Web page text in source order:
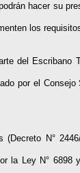
hacer su
los
del
por el
(Decreto N°
la Ley N° 6898